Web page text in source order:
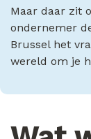
Maar daar zit
ondernemer
Brussel het
wereld om je